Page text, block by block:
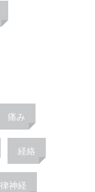
痛み
経絡
神経